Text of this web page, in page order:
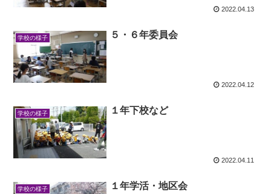
2022.04.13
学校の様子 ５・６年委員会
2022.04.12
学校の様子 １年下校など
2022.04.11
学校の様子 １年学活・地区会